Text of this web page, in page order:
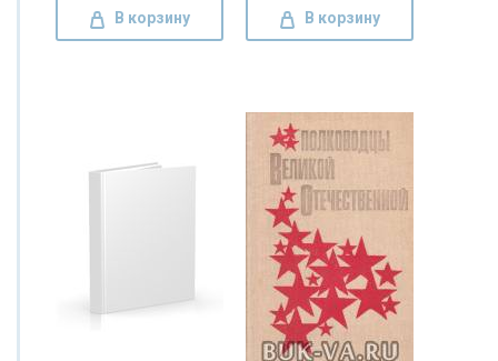
В корзину В корзину